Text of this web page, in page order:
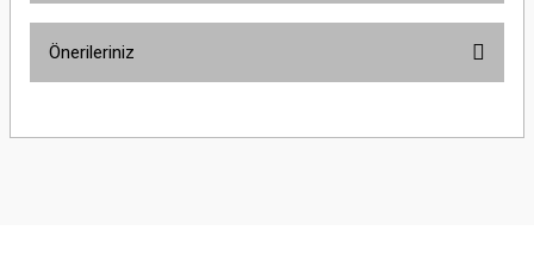
Önerileriniz
yetersiz gördüğünüz noktaları öneri formunu kullanarak tarafımıza